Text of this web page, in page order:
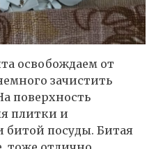
освобождаем от
зачистить
поверхность
плитки и
битой посуды. Битая